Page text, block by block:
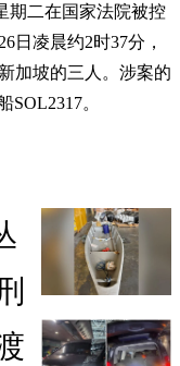
期二在国家法院被控
日凌晨约2时37分，
加坡的三人。涉案的
。